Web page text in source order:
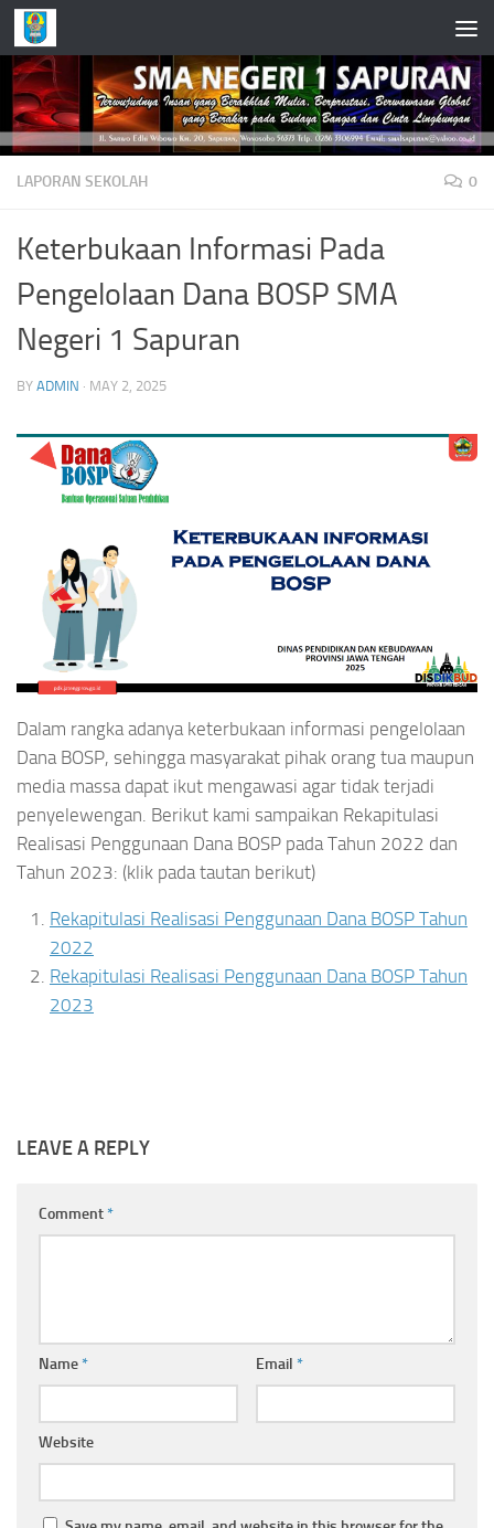
Skip to content
LAPORAN SEKOLAH 0
Keterbukaan Informasi Pada
Pengelolaan Dana BOSP SMA
Negeri 1 Sapuran
BY ADMIN · MAY 2, 2025
Dalam rangka adanya keterbukaan informasi pengelolaan
Dana BOSP, sehingga masyarakat pihak orang tua maupun
media massa dapat ikut mengawasi agar tidak terjadi
penyelewengan. Berikut kami sampaikan Rekapitulasi
Realisasi Penggunaan Dana BOSP pada Tahun 2022 dan
Tahun 2023: (klik pada tautan berikut)
Rekapitulasi Realisasi Penggunaan Dana BOSP Tahun
2022
Rekapitulasi Realisasi Penggunaan Dana BOSP Tahun
2023
LEAVE A REPLY
Comment*
Name* Email *
Website